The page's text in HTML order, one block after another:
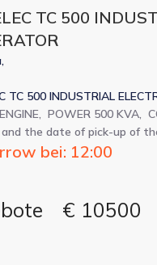
TC 500
TC 500 INDUSTRIAL
POWER 500 KVA,
the date of pick-up of
bei: 12:00
€ 10500